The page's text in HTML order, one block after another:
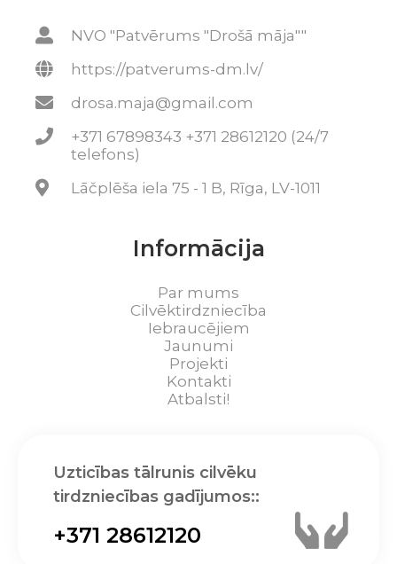
NVO "Patvērums "Drošā māja""
https://patverums-dm.lv/
drosa.maja@gmail.com
+371 67898343 +371 28612120 (24/7
telefons)
Lāčplēša iela 75 - 1 B, Rīga, LV-1011
Informācija
Par mums
Cilvēktirdzniecība
Iebraucējiem
Jaunumi
Projekti
Kontakti
Atbalsti!
Uzticības tālrunis cilvēku
tirdzniecības gadījumos::
+371 28612120